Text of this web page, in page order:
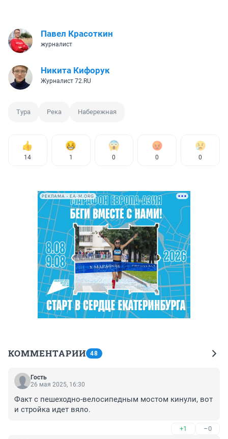
Павел Красоткин
журналист
Никита Кифорук
Журналист 72.RU
Тура Река Набережная
14 1 0 0 0
РЕКЛАМА • EA-M.ORG
КОММЕНТАРИИ 48
Гость
26 мая 2025, 16:30
Факт с пешеходно-велосипедным мостом кинули, вот
и стройка идет вяло.
+1 –0